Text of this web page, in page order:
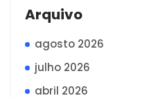
Arquivo
agosto 2026
julho 2026
abril 2026